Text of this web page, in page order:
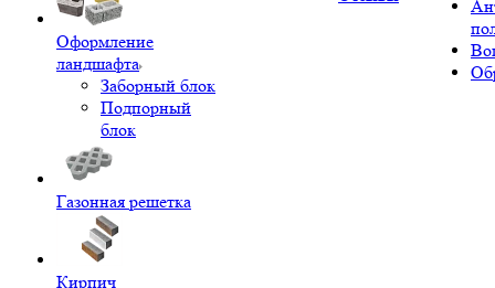
Оформление
ландшафта
Заборный блок
Подпорный
блок
Газонная решетка
Кирпич